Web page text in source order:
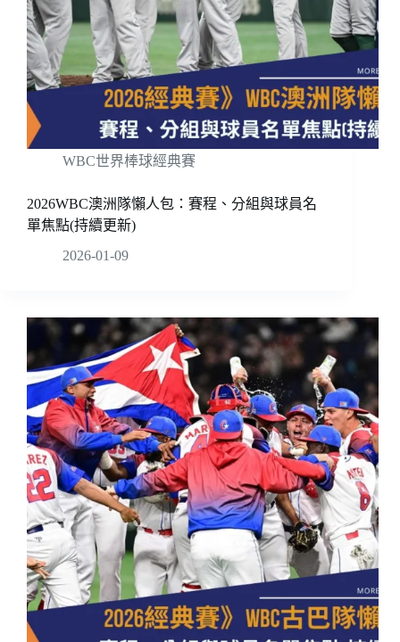
WBC世界棒球經典賽
2026WBC澳洲隊懶人包：賽程、分組與球員名
單焦點(持續更新)
2026-01-09